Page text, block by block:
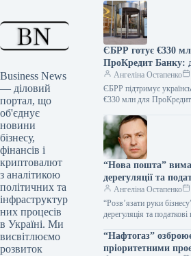
Business News
— діловий
портал, що
об'єднує
новини
бізнесу,
фінансів і
криптовалют
з аналітикою
політичних та
інфраструктур
них процесів
в Україні. Ми
висвітлюємо
розвиток
ЄБРР готує €330
ПроКредит Банку:
проєкти на
Ангеліна Остапенко
ЄБРР підтримує
€330 млн для
розвитку (ЄБРР) вивчає
реалізації двох…
“Нова пошта”
дерегуляції та
канікул у
на бізнес
Ангеліна Остапенко
“Розв’язати руки
дерегуляція та податкові
Фото:
https://
“Нафтогаз”
пріоритетними